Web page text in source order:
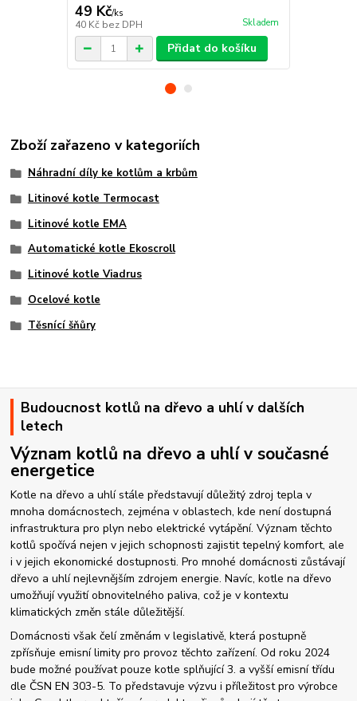
49 Kč/ks
40 Kč bez DPH Skladem
Přidat do košíku
Zboží zařazeno v kategoriích
Náhradní díly ke kotlům a krbům
Litinové kotle Termocast
Litinové kotle EMA
Automatické kotle Ekoscroll
Litinové kotle Viadrus
Ocelové kotle
Těsnící šňůry
Budoucnost kotlů na dřevo a uhlí v dalších
letech
Význam kotlů na dřevo a uhlí v současné
energetice
Kotle na dřevo a uhlí stále představují důležitý zdroj tepla v
mnoha domácnostech, zejména v oblastech, kde není dostupná
infrastruktura pro plyn nebo elektrické vytápění. Význam těchto
kotlů spočívá nejen v jejich schopnosti zajistit tepelný komfort, ale
i v jejich ekonomické dostupnosti. Pro mnohé domácnosti zůstávají
dřevo a uhlí nejlevnějším zdrojem energie. Navíc, kotle na dřevo
umožňují využití obnovitelného paliva, což je v kontextu
klimatických změn stále důležitější.
Domácnosti však čelí změnám v legislativě, která postupně
zpřísňuje emisní limity pro provoz těchto zařízení. Od roku 2024
bude možné používat pouze kotle splňující 3. a vyšší emisní třídu
dle ČSN EN 303-5. To představuje výzvu i příležitost pro výrobce